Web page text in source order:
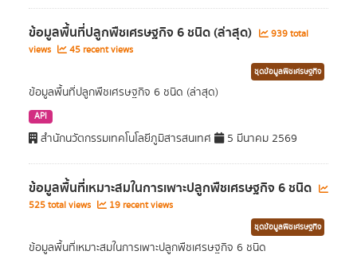
ข้อมูลพื้นที่ปลูกพืชเศรษฐกิจ 6 ชนิด (ล่าสุด)
939 total
views
45 recent views
ชุดข้อมูลพืชเศรษฐกิจ
ข้อมูลพื้นที่ปลูกพืชเศรษฐกิจ 6 ชนิด (ล่าสุด)
API
สำนักนวัตกรรมเทคโนโลยีภูมิสารสนเทศ 5 มีนาคม 2569
ข้อมูลพื้นที่เหมาะสมในการเพาะปลูกพืชเศรษฐกิจ 6 ชนิด
525 total views 19 recent views
ชุดข้อมูลพืชเศรษฐกิจ
ข้อมูลพื้นที่เหมาะสมในการเพาะปลูกพืชเศรษฐกิจ 6 ชนิด